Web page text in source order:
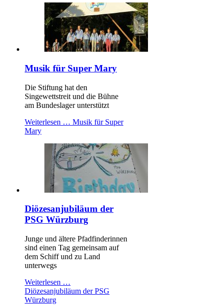
Musik für Super Mary
Die Stiftung hat den
Singewettstreit und die Bühne
am Bundeslager unterstützt
Weiterlesen … Musik für Super
Mary
Diözesanjubiläum der
PSG Würzburg
Junge und ältere Pfadfinderinnen
sind einen Tag gemeinsam auf
dem Schiff und zu Land
unterwegs
Weiterlesen …
Diözesanjubiläum der PSG
Würzburg